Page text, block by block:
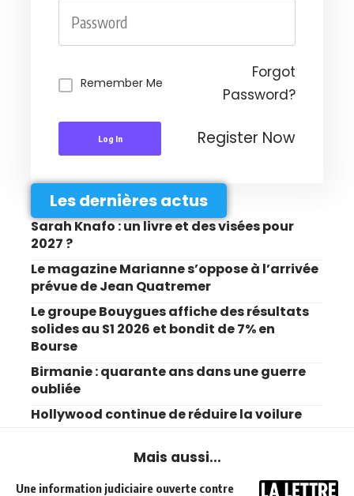
Remember Me
Forgot
Password?
Log In Register Now
Les dernières actus
Sarah Knafo : un livre et des visées pour
2027 ?
Le magazine Marianne s’oppose à l’arrivée
prévue de Jean Quatremer
Le groupe Bouygues affiche des résultats
solides au S1 2026 et bondit de 7% en
Bourse
Birmanie : quarante ans dans une guerre
oubliée
Hollywood continue de réduire la voilure
Mais aussi...
Une information judiciaire ouverte contre